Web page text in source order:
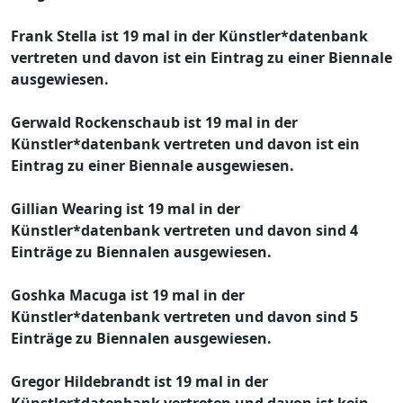
Frank Stella ist 19 mal in der Künstler*datenbank
vertreten und davon ist ein Eintrag zu einer Biennale
ausgewiesen.
Gerwald Rockenschaub ist 19 mal in der
Künstler*datenbank vertreten und davon ist ein
Eintrag zu einer Biennale ausgewiesen.
Gillian Wearing ist 19 mal in der
Künstler*datenbank vertreten und davon sind 4
Einträge zu Biennalen ausgewiesen.
Goshka Macuga ist 19 mal in der
Künstler*datenbank vertreten und davon sind 5
Einträge zu Biennalen ausgewiesen.
Gregor Hildebrandt ist 19 mal in der